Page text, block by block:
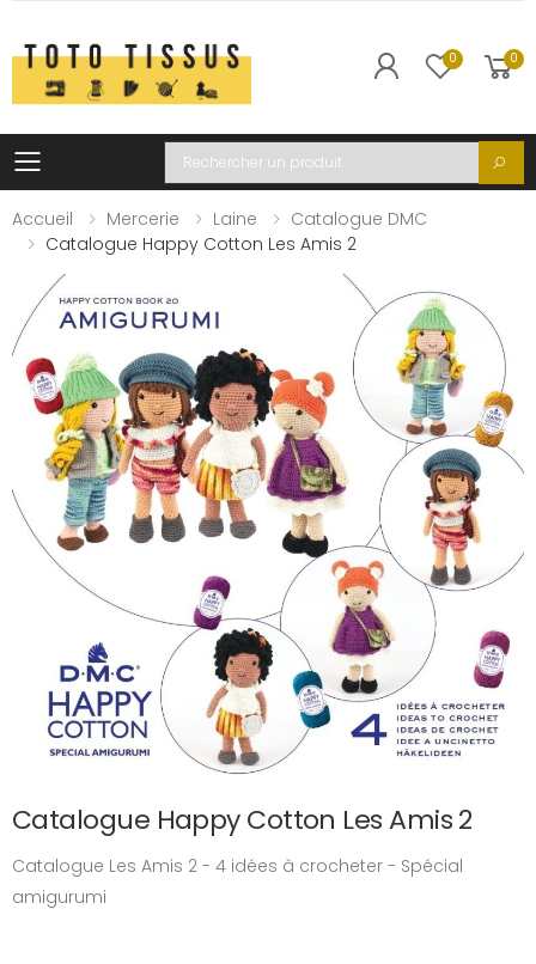
0 0
Toggle mobile menu
Recherche
Accueil
Mercerie Laine
Catalogue DMC
Catalogue Happy Cotton Les Amis 2
Catalogue Happy Cotton Les Amis 2
Catalogue Les Amis 2 - 4 idées à crocheter - Spécial
amigurumi